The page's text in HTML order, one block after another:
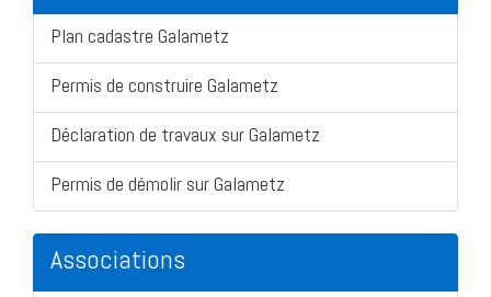
Plan cadastre Galametz
Permis de construire Galametz
Déclaration de travaux sur Galametz
Permis de démolir sur Galametz
Associations